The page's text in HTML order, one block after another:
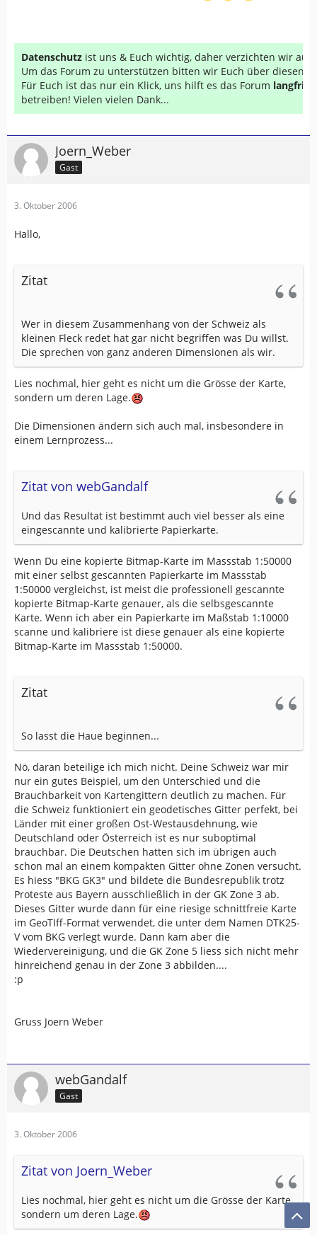
Datenschutz ist uns & Euch wichtig, daher verzichten wir auf
Um das Forum zu unterstützen bitten wir Euch über diesen
Für Euch ist das nur ein Klick, uns hilft es das Forum
betreiben! Vielen vielen Dank...
Joern_Weber
Gast
3. Oktober 2006
Hallo,
Zitat
Wer in diesem Zusammenhang von der Schweiz als
kleinen Fleck redet hat gar nicht begriffen was Du willst.
Die sprechen von ganz anderen Dimensionen als wir.
Lies nochmal, hier geht es nicht um die Grösse der Karte,
sondern um deren Lage.
Die Dimensionen ändern sich auch mal, insbesondere in
einem Lernprozess...
Zitat von webGandalf
Und das Resultat ist bestimmt auch viel besser als eine
eingescannte und kalibrierte Papierkarte.
Wenn Du eine kopierte Bitmap-Karte im Massstab 1:50000
mit einer selbst gescannten Papierkarte im Massstab
1:50000 vergleichst, ist meist die professionell gescannte
kopierte Bitmap-Karte genauer, als die selbsgescannte
Karte. Wenn ich aber ein Papierkarte im Maßstab 1:10000
scanne und kalibriere ist diese genauer als eine kopierte
Bitmap-Karte im Massstab 1:50000.
Zitat
So lasst die Haue beginnen...
Nö, daran beteilige ich mich nicht. Deine Schweiz war mir
nur ein gutes Beispiel, um den Unterschied und die
Brauchbarkeit von Kartengittern deutlich zu machen. Für
die Schweiz funktioniert ein geodetisches Gitter perfekt, bei
Länder mit einer großen Ost-Westausdehnung, wie
Deutschland oder Österreich ist es nur suboptimal
brauchbar. Die Deutschen hatten sich im übrigen auch
schon mal an einem kompakten Gitter ohne Zonen versucht.
Es hiess "BKG GK3" und bildete die Bundesrepublik trotz
Proteste aus Bayern ausschließlich in der GK Zone 3 ab.
Dieses Gitter wurde dann für eine riesige schnittfreie Karte
im GeoTIff-Format verwendet, die unter dem Namen DTK25-
V vom BKG verlegt wurde. Dann kam aber die
Wiedervereinigung, und die GK Zone 5 liess sich nicht mehr
hinreichend genau in der Zone 3 abbilden....
:p
Gruss Joern Weber
webGandalf
Gast
3. Oktober 2006
Zitat von Joern_Weber
Lies nochmal, hier geht es nicht um die Grösse der Karte,
sondern um deren Lage.